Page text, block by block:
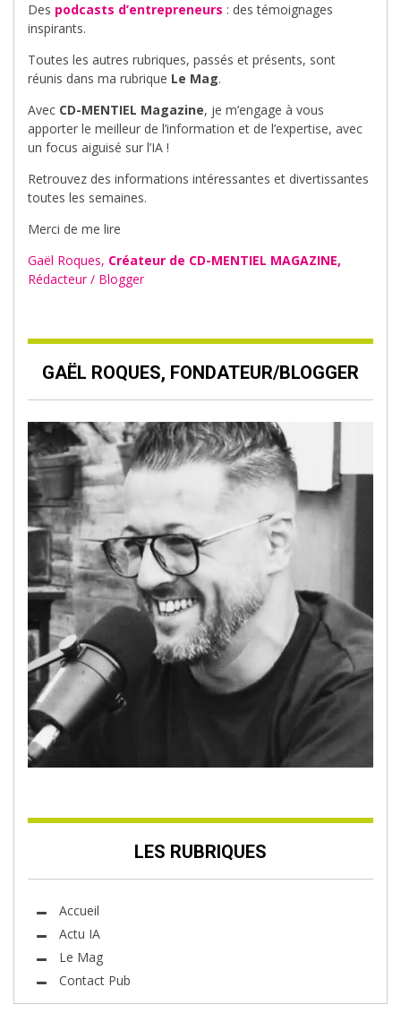
Des podcasts d’entrepreneurs : des témoignages
inspirants.
Toutes les autres rubriques, passés et présents, sont
réunis dans ma rubrique Le Mag.
Avec CD-MENTIEL Magazine, je m’engage à vous
apporter le meilleur de l’information et de l’expertise, avec
un focus aiguisé sur l’IA !
Retrouvez des informations intéressantes et divertissantes
toutes les semaines.
Merci de me lire
Gaël Roques, Créateur de CD-MENTIEL MAGAZINE,
Rédacteur / Blogger
GAËL ROQUES, FONDATEUR/BLOGGER
LES RUBRIQUES
Accueil
Actu IA
Le Mag
Contact Pub